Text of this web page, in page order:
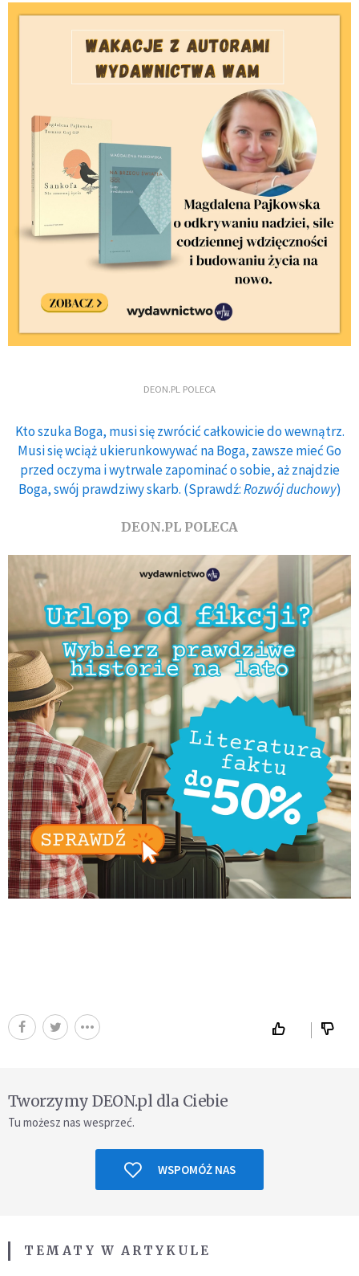
DEON.PL POLECA
Kto szuka Boga, musi się zwrócić całkowicie do wewnątrz.
Musi się wciąż ukierunkowywać na Boga, zawsze mieć Go
przed oczyma i wytrwale zapominać o sobie, aż znajdzie
Boga, swój prawdziwy skarb. (Sprawdź:Rozwój duchowy)
DEON.PL POLECA
Tworzymy DEON.pl dla Ciebie
Tu możesz nas wesprzeć.
WSPOMÓŻ NAS
TEMATY W ARTYKULE